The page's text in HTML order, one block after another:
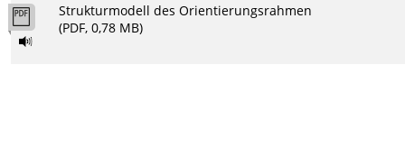
Strukturmodell des Orientierungsrahmen
(PDF, 0,78 MB)